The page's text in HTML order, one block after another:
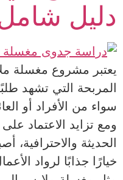
دليل
يعتبر مشروع مغسلة
المربحة التي تشهد
سواء من الأفراد أو
ومع تزايد الاعتماد
الحديثة والاحترافية،
خيارًا جذابًا لرواد